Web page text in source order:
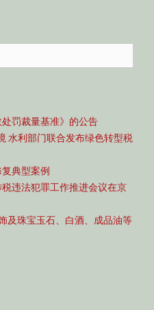
罚裁量基准》的公告
水利部门联合发布绿色转型税
典型案例
违法犯罪工作推进会议在京
及珠宝玉石、白酒、成品油等